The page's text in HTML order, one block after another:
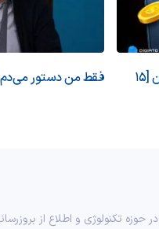
قیمت روز پرفروش‌ترین گوشی‌های بازار ایران [15
فقط من دستور
تکنولوژی و اطلاع از